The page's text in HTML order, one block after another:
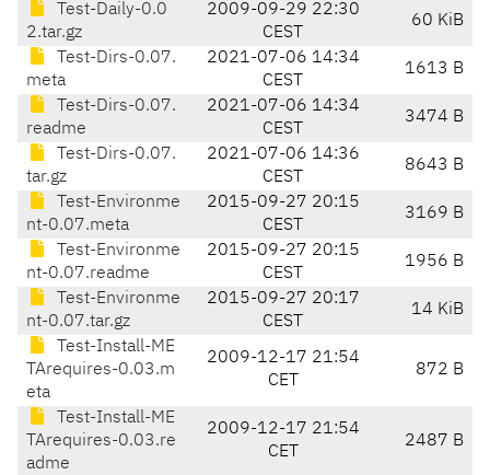
Test-Daily-0.0
2.tar.gz
2009-09-29 22:30
CEST
60 KiB
Test-Dirs-0.07.
meta
2021-07-06 14:34
CEST
1613 B
Test-Dirs-0.07.
readme
2021-07-06 14:34
CEST
3474 B
Test-Dirs-0.07.
tar.gz
2021-07-06 14:36
CEST
8643 B
Test-Environme
nt-0.07.meta
2015-09-27 20:15
CEST
3169 B
Test-Environme
nt-0.07.readme
2015-09-27 20:15
CEST
1956 B
Test-Environme
nt-0.07.tar.gz
2015-09-27 20:17
CEST
14 KiB
Test-Install-ME
TArequires-0.03.m
eta
2009-12-17 21:54
CET
872 B
Test-Install-ME
TArequires-0.03.re
adme
2009-12-17 21:54
CET
2487 B